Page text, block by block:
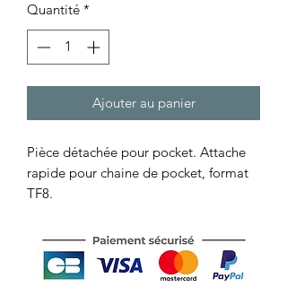
Quantité *
Ajouter au panier
Pièce détachée pour pocket. Attache
rapide pour chaine de pocket, format
TF8.